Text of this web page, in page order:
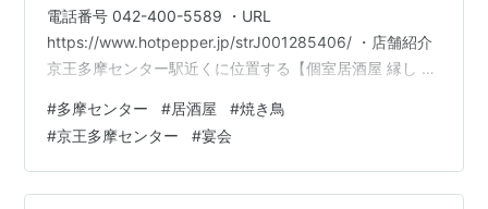
電話番号 042-400-5589 ・URL
https://www.hotpepper.jp/strJ001285406/ ・店舗紹介
京王多摩センター駅近くに位置する【個室居酒屋 縁し 多
とお食事をお楽しみいただけます。 多摩センターエリア
で居酒屋をお探しの方にぴったりの、焼き鳥をはじめと
した多彩なメニューをご用意しております。新鮮な食材
を活かした焼き鳥は、一串ごとに丁寧な焼き加減が自慢
#多摩センター #居酒屋 #焼き鳥
#京王多摩センター #宴会